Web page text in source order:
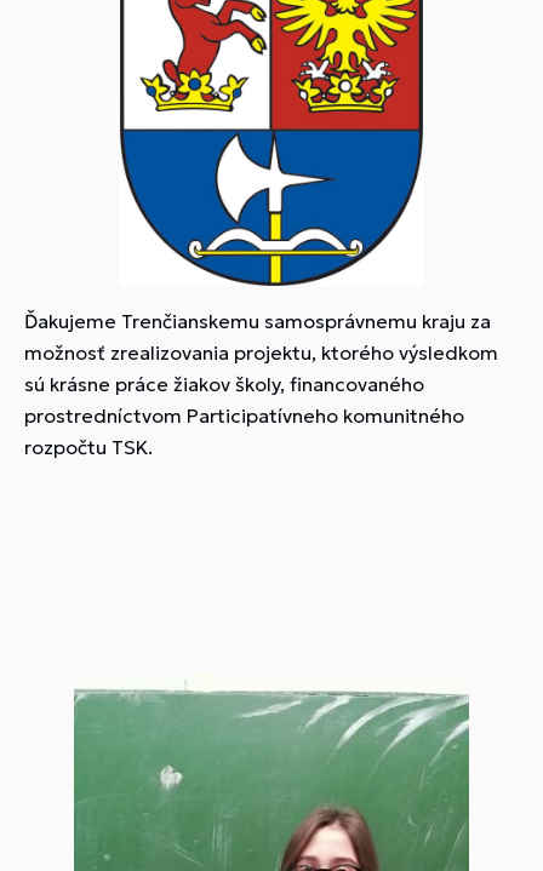
Ďakujeme Trenčianskemu samosprávnemu kraju za
možnosť zrealizovania projektu, ktorého výsledkom
sú krásne práce žiakov školy, financovaného
prostredníctvom Participatívneho komunitného
rozpočtu TSK.